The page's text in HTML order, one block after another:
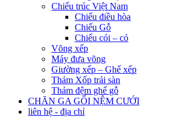
Chiếu trúc Việt Nam
Chiếu điều hòa
Chiếu Gỗ
Chiếu cói – cỏ
Võng xếp
Máy đưa võng
Giường xếp – Ghế xếp
Thảm Xốp trải sàn
Thảm đệm ghế gỗ
CHĂN GA GỐI NỆM CƯỚI
liên hệ - địa chỉ